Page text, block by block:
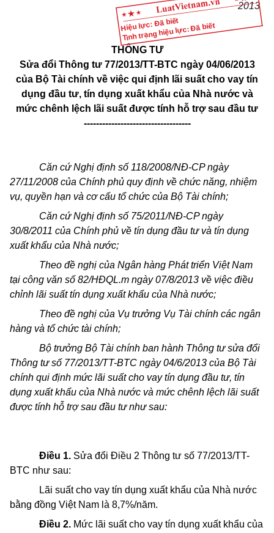
Hiệu lực: Đã biết
Tình trạng hiệu lực: Đã biết
2013
THÔNG TƯ
Sửa đổi Thông tư 77/2013/TT-BTC ngày 04/06/2013
của Bộ Tài chính về việc qui định lãi suất cho vay tín
dụng đầu tư, tín dụng xuất khẩu của Nhà nước và
mức chênh lệch lãi suất được tính hỗ trợ sau đầu tư
-----------------------------------
Căn cứ Nghị định số 118/2008/NĐ-CP ngày
27/11/2008 của Chính phủ quy định về chức năng, nhiệm
vụ, quyền hạn và cơ cấu tổ chức của Bộ Tài chính;
Căn cứ Nghị định số 75/2011/NĐ-CP ngày
30/8/2011 của Chính phủ về tín dụng đầu tư và tín dụng
xuất khẩu của Nhà nước;
Theo đề nghị của Ngân hàng Phát triển Việt Nam
tại công văn số 82/HĐQL.m ngày 07/8/2013 về việc điều
chỉnh lãi suất tín dụng xuất khẩu của Nhà nước;
Theo đề nghị của Vụ trưởng Vụ Tài chính các ngân
hàng và tổ chức tài chính;
Bộ trưởng Bộ Tài chính ban hành Thông tư sửa đổi
Thông tư số 77/2013/TT-BTC ngày 04/6/2013 của Bộ Tài
chính qui định mức lãi suất cho vay tín dụng đầu tư, tín
dụng xuất khẩu của Nhà nước và mức chênh lệch lãi suất
được tính hỗ trợ sau đầu tư như sau:
Điều 1. Sửa đổi Điều 2 Thông tư số 77/2013/TT-
BTC như sau:
Lãi suất cho vay tín dụng xuất khẩu của Nhà nước
bằng đồng Việt Nam là 8,7%/năm.
Điều 2. Mức lãi suất cho vay tín dụng xuất khẩu của